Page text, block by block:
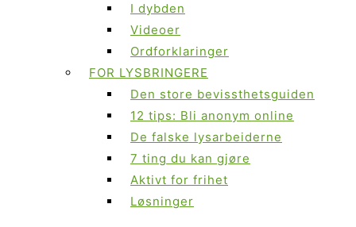
I dybden
Videoer
Ordforklaringer
FOR LYSBRINGERE
Den store bevissthetsguiden
12 tips: Bli anonym online
De falske lysarbeiderne
7 ting du kan gjøre
Aktivt for frihet
Løsninger